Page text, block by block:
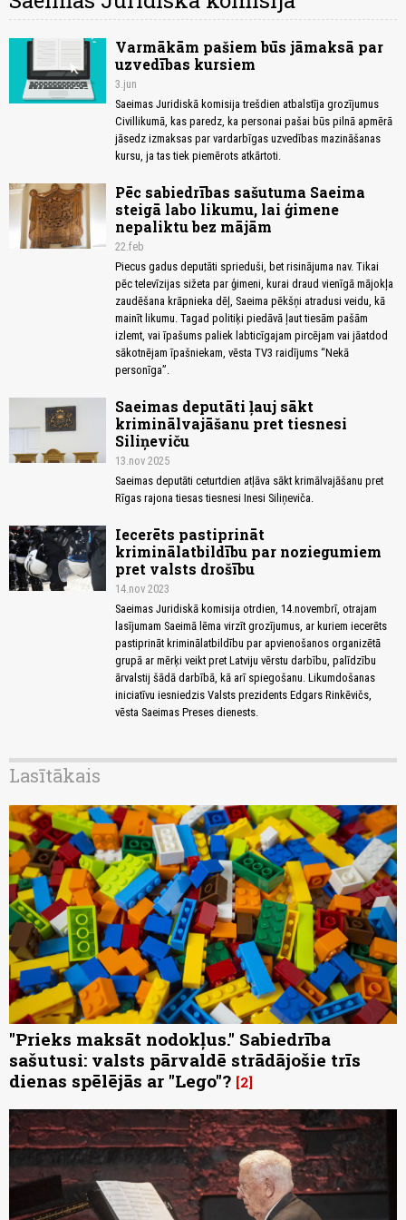
Varmākām pašiem būs jāmaksā par
uzvedības kursiem
3.jun
Saeimas Juridiskā komisija trešdien atbalstīja grozījumus
Civillikumā, kas paredz, ka personai pašai būs pilnā apmērā
jāsedz izmaksas par vardarbīgas uzvedības mazināšanas
kursu, ja tas tiek piemērots atkārtoti.
Pēc sabiedrības sašutuma Saeima
steigā labo likumu, lai ģimene
nepaliktu bez mājām
22.feb
Piecus gadus deputāti sprieduši, bet risinājuma nav. Tikai
pēc televīzijas sižeta par ģimeni, kurai draud vienīgā mājokļa
zaudēšana krāpnieka dēļ, Saeima pēkšņi atradusi veidu, kā
mainīt likumu. Tagad politiķi piedāvā ļaut tiesām pašām
izlemt, vai īpašums paliek labticīgajam pircējam vai jāatdod
sākotnējam īpašniekam, vēsta TV3 raidījums “Nekā
personīga”.
Saeimas deputāti ļauj sākt
kriminālvajāšanu pret tiesnesi
Siliņeviču
13.nov 2025
Saeimas deputāti ceturtdien atļāva sākt krimālvajāšanu pret
Rīgas rajona tiesas tiesnesi Inesi Siliņeviča.
Iecerēts pastiprināt
kriminālatbildību par noziegumiem
pret valsts drošību
14.nov 2023
Saeimas Juridiskā komisija otrdien, 14.novembrī, otrajam
lasījumam Saeimā lēma virzīt grozījumus, ar kuriem iecerēts
pastiprināt kriminālatbildību par apvienošanos organizētā
grupā ar mērķi veikt pret Latviju vērstu darbību, palīdzību
ārvalstij šādā darbībā, kā arī spiegošanu. Likumdošanas
iniciatīvu iesniedzis Valsts prezidents Edgars Rinkēvičs,
vēsta Saeimas Preses dienests.
Lasītākais
"Prieks maksāt nodokļus." Sabiedrība
sašutusi: valsts pārvaldē strādājošie trīs
dienas spēlējās ar "Lego"? 2